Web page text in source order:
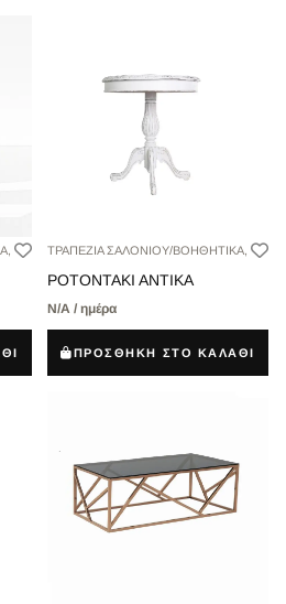
ΤΡΑΠΕΖΙΑ ΣΑΛΟΝΙΟΥ/ΒΟΗΘΗΤΙΚΑ,
ΡΟΤΟΝΤΑΚΙ ΑΝΤΙΚΑ
Ν/Α / ημέρα
ΠΡΟΣΘΗΚΗ ΣΤΟ ΚΑΛΑΘΙ